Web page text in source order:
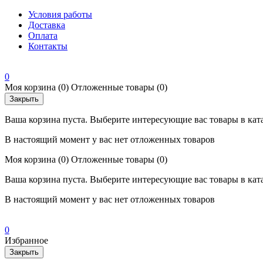
Условия работы
Доставка
Оплата
Контакты
0
Моя корзина (0) Отложенные товары (0)
Закрыть
Ваша корзина пуста. Выберите интересующие вас товары в
В настоящий момент у вас нет отложенных товаров
Моя корзина (0) Отложенные товары (0)
Ваша корзина пуста. Выберите интересующие вас товары в
В настоящий момент у вас нет отложенных товаров
0
Избранное
Закрыть